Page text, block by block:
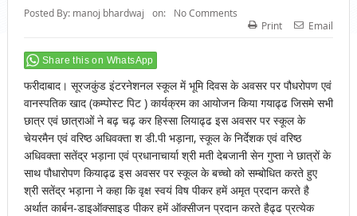
Posted By: manoj bhardwaj on:
No Comments
Print
Email
Share this on WhatsApp
फरीदाबाद। सूरजकुंड इंटरनेशनल स्कूल में भूमि दिवस के अवसर पर पौधरोपण एवं
वानस्पतिक खाद (कम्पोस्ट पिट ) कार्यक्रम का आयोजन किया गयाढ्ढ जिसमे सभी
छात्र एवं छात्राओं ने बढ़ चढ़ कर हिस्सा लियाढ्ढ इस अवसर पर स्कूल के
चेयरमैन एवं वरिष्ठ अधिवक्ता श डी.पी भड़ाना, स्कूल के निर्देशक एवं वरिष्ठ
अधिवक्ता सतेंद्र भड़ाना एवं प्रधानाचार्या श्री मती देबजानी सेन गुप्ता ने छात्रों के
साथ पौधारोपण कियाढ्ढ इस अवसर पर स्कूल के बच्चो को सम्बोधित करते हुए
श्री सतेंद्र भड़ाना ने कहा कि वृक्ष स्वयं विष पीकर हमें अमृत प्रदान करते है
अर्थात कार्बन-डाइऑक्साइड पीकर हमें ऑक्सीजन प्रदान करते हैढ्ढ प्रत्येक